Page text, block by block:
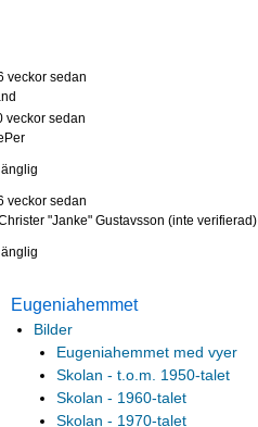
veckor sedan
veckor sedan
veckor sedan
"Janke" Gustavsson (inte verifierad)
Eugeniahemmet
Bilder
Eugeniahemmet med vyer
Skolan - t.o.m. 1950-talet
Skolan - 1960-talet
Skolan - 1970-talet